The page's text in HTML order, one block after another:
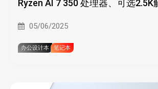
Ryzen AI 7 350 处理器、可选2.5K
05/06/2025
办公设计本 笔记本